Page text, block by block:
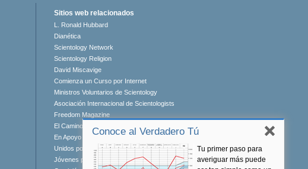
Conoce al Verdadero Tú
Tu primer paso para
averiguar más puede
Sitios web relacionados
L. Ronald Hubbard
Dianética
Scientology Network
Scientology Religion
David Miscavige
Comienza un Curso por Internet
Ministros Voluntarios de Scientology
Asociación Internacional de Scientologists
Freedom Magazine
El Camino a la Felicidad
En Apoyo de Un Mundo Sin Drogas
Unidos por los Derechos Humanos
Jóvenes por los Derechos Humanos